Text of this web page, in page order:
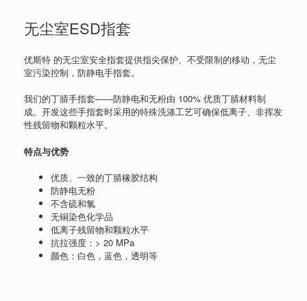
无尘室ESD指套
优斯特 的无尘室安全指套提供指尖保护、不受限制的移动，无尘
室污染控制，防静电手指套。
我们的丁腈手指套——防静电和无粉由 100% 优质丁腈材料制
成。开发这些手指套时采用的特殊洗涤工艺可确保低离子、非挥发
性残留物和颗粒水平。
特点与优势
优质、一致的丁腈橡胶结构
防静电无粉
不含硫和氯
无铜染色化学品
低离子残留物和颗粒水平
抗拉强度：> 20 MPa
颜色：白色，蓝色，透明等